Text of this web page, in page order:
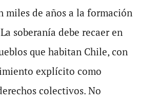
miles de años a la formación
soberanía debe recaer en
que habitan Chile, con
explícito como
colectivos. No